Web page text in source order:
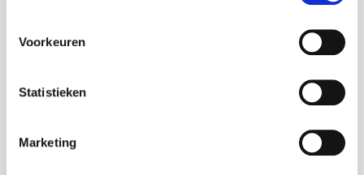
Voorkeuren
Statistieken
Marketing
Van Campen & Dijkstra is trots zelfstandig financieel
Gorredijk, Grootegast, Harlingen, Marum, Sneek en